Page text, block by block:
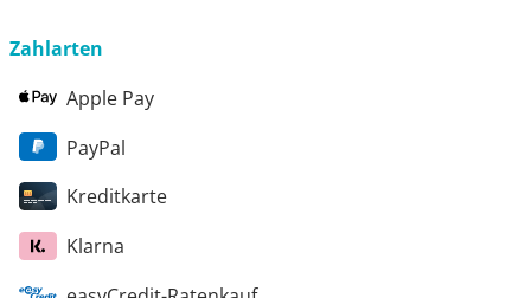
aus Mitteln des Europäischen Sozialfonds Plus und
Zahlarten
Apple Pay
PayPal
Kreditkarte
Klarna